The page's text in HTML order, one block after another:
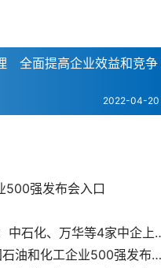
2022-04-20
500强发布会入口
2020全球化工百强
关于延期召开“2021 中国石油和化工企业500强发布会暨双循环新格局下石油和化工大企业的机遇与挑战高峰论坛”的通知